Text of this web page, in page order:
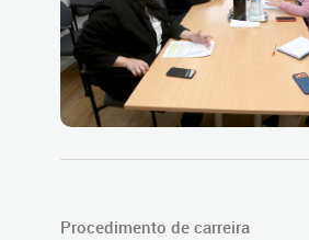
Procedimento de carreira